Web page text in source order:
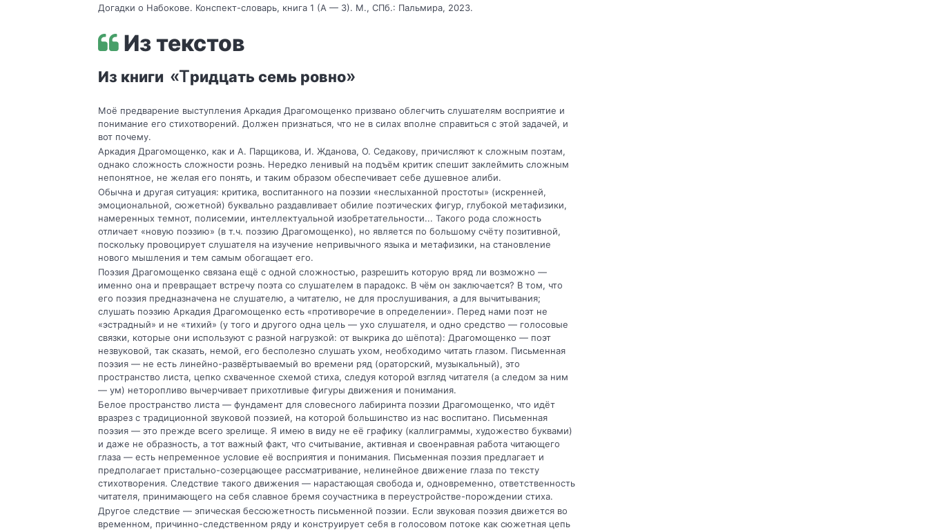
Догадки о Набокове. Конспект-словарь, книга 1 (А — 3). М., СПб.: Пальмира, 2023.
Из текстов
Из книги «Тридцать семь ровно»
Моё предварение выступления Аркадия Драгомощенко призвано облегчить слушателям восприятие и
понимание его стихотворений. Должен признаться, что не в силах вполне справиться с этой задачей, и
вот почему.
Аркадия Драгомощенко, как и А. Парщикова, И. Жданова, О. Седакову, причисляют к сложным поэтам,
однако сложность сложности рознь. Нередко ленивый на подъём критик спешит заклеймить сложным
непонятное, не желая его понять, и таким образом обеспечивает себе душевное алиби.
Обычна и другая ситуация: критика, воспитанного на поэзии «неслыханной простоты» (искренней,
эмоциональной, сюжетной) буквально раздавливает обилие поэтических фигур, глубокой метафизики,
намеренных темнот, полисемии, интеллектуальной изобретательности... Такого рода сложность
отличает «новую поэзию» (в т.ч. поэзию Драгомощенко), но является по большому счёту позитивной,
поскольку провоцирует слушателя на изучение непривычного языка и метафизики, на становление
нового мышления и тем самым обогащает его.
Поэзия Драгомощенко связана ещё с одной сложностью, разрешить которую вряд ли возможно —
именно она и превращает встречу поэта со слушателем в парадокс. В чём он заключается? В том, что
его поэзия предназначена не слушателю, а читателю, не для прослушивания, а для вычитывания;
слушать поэзию Аркадия Драгомощенко есть «противоречие в определении». Перед нами поэт не
«эстрадный» и не «тихий» (у того и другого одна цель — ухо слушателя, и одно средство — голосовые
связки, которые они используют с разной нагрузкой: от выкрика до шёпота): Драгомощенко — поэт
незвуковой, так сказать, немой, его бесполезно слушать ухом, необходимо читать глазом. Письменная
поэзия — не есть линейно-развёртываемый во времени ряд (ораторский, музыкальный), это
пространство листа, цепко схваченное схемой стиха, следуя которой взгляд читателя (а следом за ним
— ум) неторопливо вычерчивает прихотливые фигуры движения и понимания.
Белое пространство листа — фундамент для словесного лабиринта поэзии Драгомощенко, что идёт
вразрез с традиционной звуковой поэзией, на которой большинство из нас воспитано. Письменная
поэзия — это прежде всего зрелище. Я имею в виду не её графику (каллиграммы, художество буквами)
и даже не образность, а тот важный факт, что считывание, активная и своенравная работа читающего
глаза — есть непременное условие её восприятия и понимания. Письменная поэзия предлагает и
предполагает пристально-созерцающее рассматривание, нелинейное движение глаза по тексту
стихотворения. Следствие такого движения — нарастающая свобода и, одновременно, ответственность
читателя, принимающего на себя славное бремя соучастника в переустройстве-порождении стиха.
Другое следствие — эпическая бессюжетность письменной поэзии. Если звуковая поэзия движется во
временном, причинно-следственном ряду и конструирует себя в голосовом потоке как сюжетная цепь